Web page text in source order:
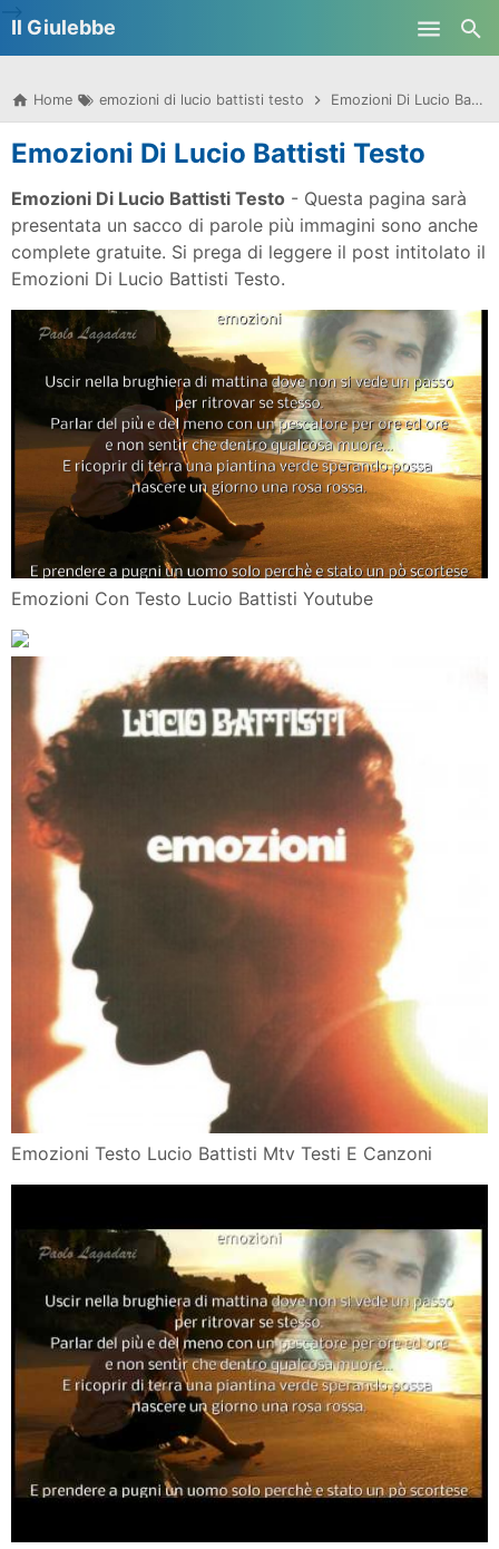
Il Giulebbe
Home emozioni di lucio battisti testo Emozioni Di Lucio Battisti Testo
Emozioni Di Lucio Battisti Testo
Emozioni Di Lucio Battisti Testo - Questa pagina sarà
presentata un sacco di parole più immagini sono anche
complete gratuite. Si prega di leggere il post intitolato il
Emozioni Di Lucio Battisti Testo.
Emozioni Con Testo Lucio Battisti Youtube
Emozioni Testo Lucio Battisti Mtv Testi E Canzoni